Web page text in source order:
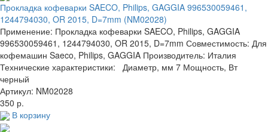
Прокладка кофеварки SAECO, Philips, GAGGIA 996530059461,
1244794030, OR 2015, D=7mm (NM02028)
Применение: Прокладка кофеварки SAECO, Philips, GAGGIA
996530059461, 1244794030, OR 2015, D=7mm Совместимость: Для
кофемашин Saeco, Philips, GAGGIA Производитель: Италия
Технические характеристики: Диаметр, мм 7 Мощность, Вт
черный
Артикул: NM02028
350 р.
В корзину